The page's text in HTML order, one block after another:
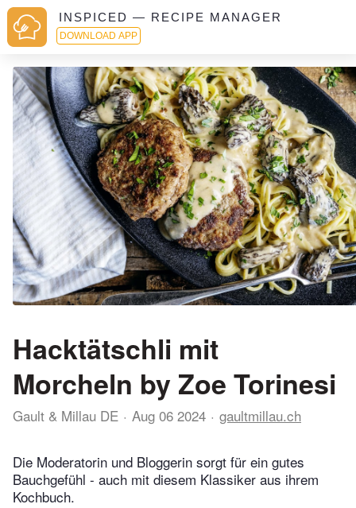
INSPICED — RECIPE MANAGER
DOWNLOAD APP
Hacktätschli mit
Morcheln by Zoe Torinesi
Gault & Millau DE Aug 06 2024 gaultmillau.ch
Die Moderatorin und Bloggerin sorgt für ein gutes
Bauchgefühl - auch mit diesem Klassiker aus ihrem
Kochbuch.